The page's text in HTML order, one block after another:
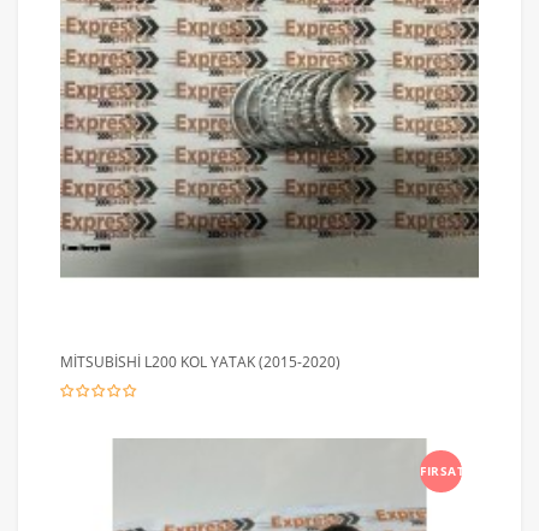
MİTSUBİSHİ L200 KOL YATAK (2015-2020)
FIRSAT